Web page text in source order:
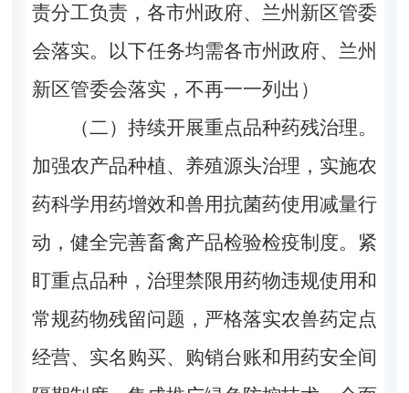
责分工负责，各市州政府、兰州新区管委
会落实。以下任务均需各市州政府、兰州
新区管委会落实，不再一一列出）
（二）持续开展重点品种药残治理。
加强农产品种植、养殖源头治理，实施农
药科学用药增效和兽用抗菌药使用减量行
动，健全完善畜禽产品检验检疫制度。紧
盯重点品种，治理禁限用药物违规使用和
常规药物残留问题，严格落实农兽药定点
经营、实名购买、购销台账和用药安全间